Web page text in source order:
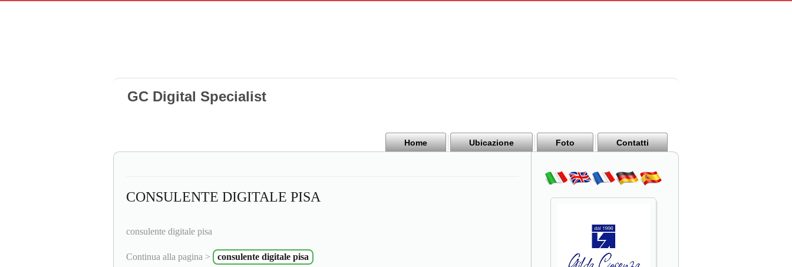
GC Digital Specialist
Home Ubicazione Foto Contatti
CONSULENTE DIGITALE PISA
consulente digitale pisa
Continua alla pagina > consulente digitale pisa